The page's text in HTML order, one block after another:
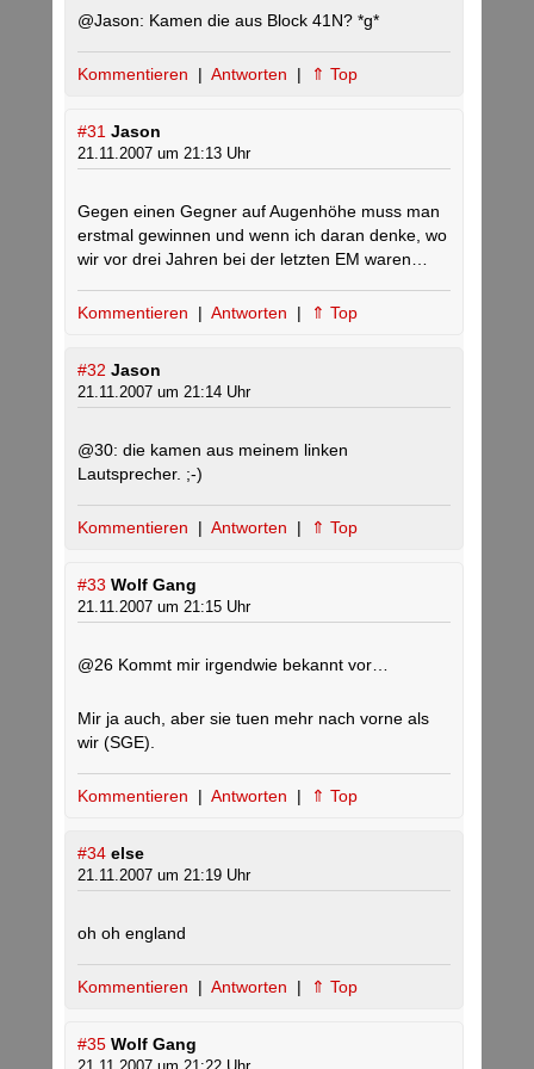
@Jason: Kamen die aus Block 41N? *g*
Kommentieren | Antworten | ⇑ Top
#31 Jason
21.11.2007 um 21:13 Uhr
Gegen einen Gegner auf Augenhöhe muss man
erstmal gewinnen und wenn ich daran denke, wo
wir vor drei Jahren bei der letzten EM waren…
Kommentieren | Antworten | ⇑ Top
#32 Jason
21.11.2007 um 21:14 Uhr
@30: die kamen aus meinem linken
Lautsprecher. ;-)
Kommentieren | Antworten | ⇑ Top
#33 Wolf Gang
21.11.2007 um 21:15 Uhr
@26 Kommt mir irgendwie bekannt vor…
Mir ja auch, aber sie tuen mehr nach vorne als
wir (SGE).
Kommentieren | Antworten | ⇑ Top
#34 else
21.11.2007 um 21:19 Uhr
oh oh england
Kommentieren | Antworten | ⇑ Top
#35 Wolf Gang